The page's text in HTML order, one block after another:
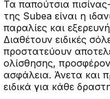
Τα παπούτσια
της Subea είναι η
παραλίες και
Διαθέτουν ειδικές
προστατεύουν
ολίσθησης,
ασφάλεια. Άνετα και
ειδικά για κάθε